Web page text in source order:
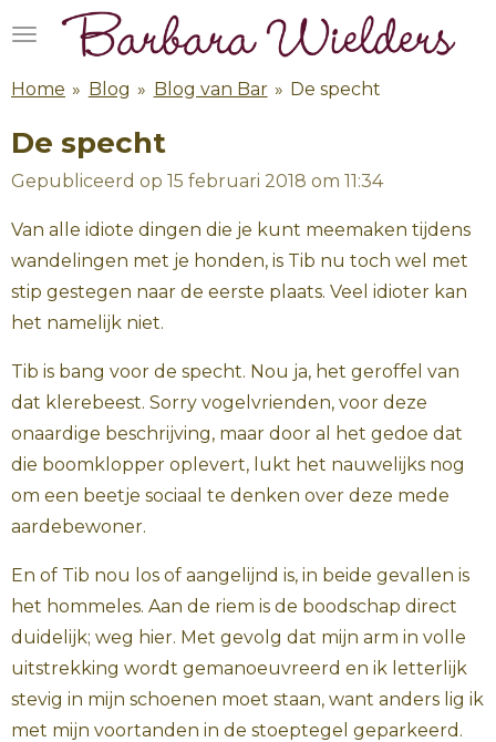
Ga
naar
hoofdinhoud
Home » Blog » Blog van Bar » De specht
De specht
Gepubliceerd op 15 februari 2018 om 11:34
Van alle idiote dingen die je kunt meemaken tijdens
wandelingen met je honden, is Tib nu toch wel met
stip gestegen naar de eerste plaats. Veel idioter kan
het namelijk niet.
Tib is bang voor de specht. Nou ja, het geroffel van
dat klerebeest. Sorry vogelvrienden, voor deze
onaardige beschrijving, maar door al het gedoe dat
die boomklopper oplevert, lukt het nauwelijks nog
om een beetje sociaal te denken over deze mede
aardebewoner.
En of Tib nou los of aangelijnd is, in beide gevallen is
het hommeles. Aan de riem is de boodschap direct
duidelijk; weg hier. Met gevolg dat mijn arm in volle
uitstrekking wordt gemanoeuvreerd en ik letterlijk
stevig in mijn schoenen moet staan, want anders lig ik
met mijn voortanden in de stoeptegel geparkeerd.